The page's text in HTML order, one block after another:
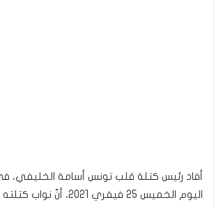
أفاد رئيس كتلة قلب تونس أسامة الخليفي،
اليوم الخميس 25 فيفري 2021، أنّ